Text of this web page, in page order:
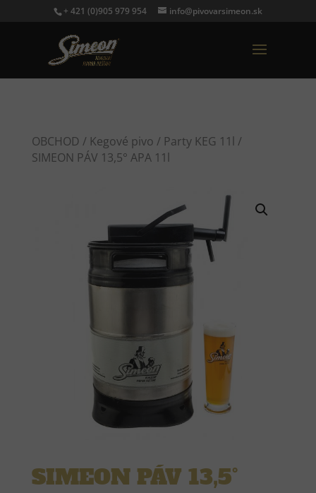
+ 421 (0)905 979 954 info@pivovarsimeon.sk
OBCHOD / Kegové pivo / Party KEG 11l /
SIMEON PÁV 13,5° APA 11l
SIMEON PÁV 13,5°